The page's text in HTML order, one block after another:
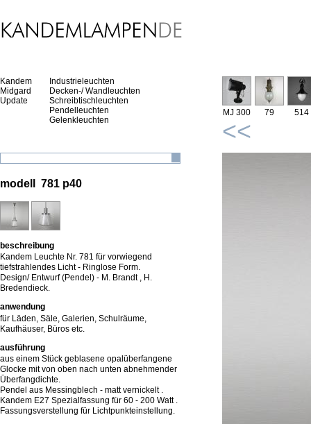
Kandem
Midgard
Update
Industrieleuchten
Decken-/ Wandleuchten
Schreibtischleuchten
Pendelleuchten
Gelenkleuchten
modell 781 p40
beschreibung
Kandem Leuchte Nr. 781 für vorwiegend
tiefstrahlendes Licht - Ringlose Form.
Design/ Entwurf (Pendel) - M. Brandt , H.
Bredendieck.
anwendung
für Läden, Säle, Galerien, Schulräume,
Kaufhäuser, Büros etc.
ausführung
aus einem Stück geblasene opalüberfangene
Glocke mit von oben nach unten abnehmender
Überfangdichte.
Pendel aus Messingblech - matt vernickelt .
Kandem E27 Spezialfassung für 60 - 200 Watt .
Fassungsverstellung für Lichtpunkteinstellung.
MJ 300 79 514
<<